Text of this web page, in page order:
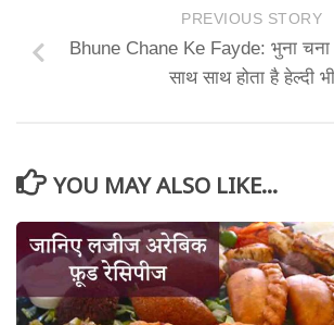
PREVIOUS STORY
Bhune Chane Ke Fayde: भुना चना
साथ साथ होता है हेल्दी भी
YOU MAY ALSO LIKE...